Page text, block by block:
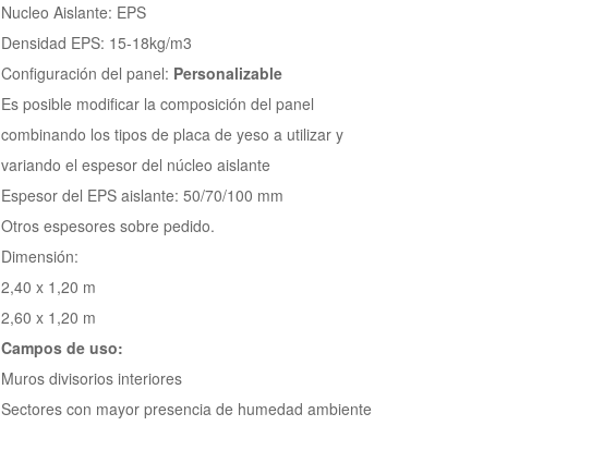
Nucleo Aislante: EPS
Densidad EPS: 15-18kg/m3
Configuración del panel: Personalizable
Es posible modificar la composición del panel
combinando los tipos de placa de yeso a utilizar y
variando el espesor del núcleo aislante
Espesor del EPS aislante: 50/70/100 mm
Otros espesores sobre pedido.
Dimensión:
2,40 x 1,20 m
2,60 x 1,20 m
Campos de uso:
Muros divisorios interiores
Sectores con mayor presencia de humedad ambiente